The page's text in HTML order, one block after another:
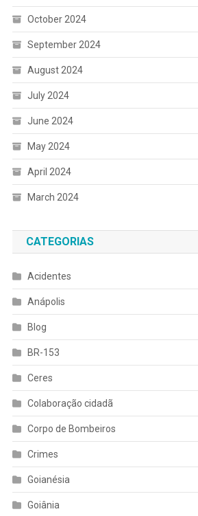
October 2024
September 2024
August 2024
July 2024
June 2024
May 2024
April 2024
March 2024
CATEGORIAS
Acidentes
Anápolis
Blog
BR-153
Ceres
Colaboração cidadã
Corpo de Bombeiros
Crimes
Goianésia
Goiânia